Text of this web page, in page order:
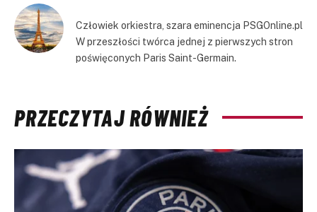
Człowiek orkiestra, szara eminencja PSGOnline.pl
W przeszłości twórca jednej z pierwszych stron
poświęconych Paris Saint-Germain.
PRZECZYTAJ RÓWNIEŻ